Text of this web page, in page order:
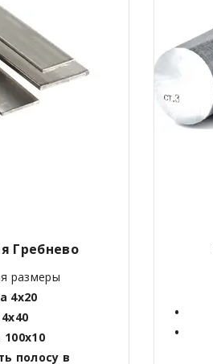
Гребнево
размеры
4х20
полосу в